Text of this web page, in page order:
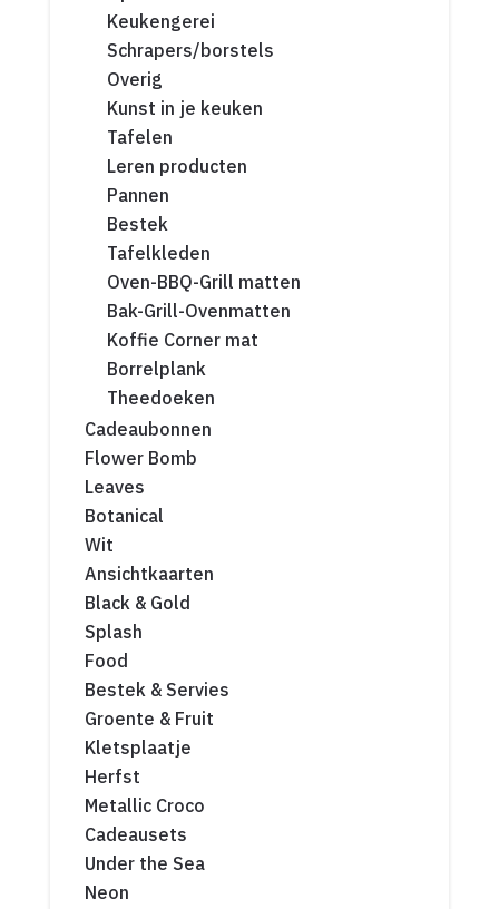
Keukengerei
Schrapers/borstels
Overig
Kunst in je keuken
Tafelen
Leren producten
Pannen
Bestek
Tafelkleden
Oven-BBQ-Grill matten
Bak-Grill-Ovenmatten
Koffie Corner mat
Borrelplank
Theedoeken
Cadeaubonnen
Flower Bomb
Leaves
Botanical
Wit
Ansichtkaarten
Black & Gold
Splash
Food
Bestek & Servies
Groente & Fruit
Kletsplaatje
Herfst
Metallic Croco
Cadeausets
Under the Sea
Neon